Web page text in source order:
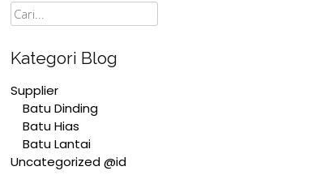
Cari
Kategori Blog
Supplier
Batu Dinding
Batu Hias
Batu Lantai
Uncategorized @id